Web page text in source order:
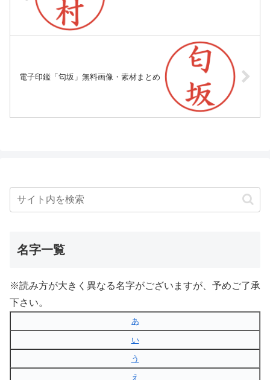
電子印鑑「匂坂」無料画像・素材まとめ
名字一覧
※読み方が大きく異なる名字がございますが、予めご了承
下さい。
あ
い
う
え